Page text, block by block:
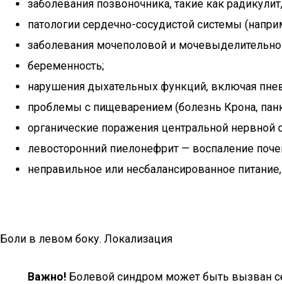
заболевания позвоночника, такие как
патологии сердечно-сосудистой системы
заболевания мочеполовой и
беременность;
нарушения дыхательных функций, включая
проблемы с пищеварением (болезнь Крона,
органические поражения центральной нервной
левосторонний пиелонефрит — воспаление
неправильное или несбалансированное
Боли в левом боку. Локализация
Важно! Болевой синдром может быть вызван